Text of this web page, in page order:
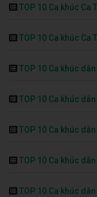
TOP 10 Ca khúc Ca
TOP 10 Ca khúc Ca
TOP 10 Ca khúc
TOP 10 Ca khúc
TOP 10 Ca khúc
TOP 10 Ca khúc
TOP 10 Ca khúc